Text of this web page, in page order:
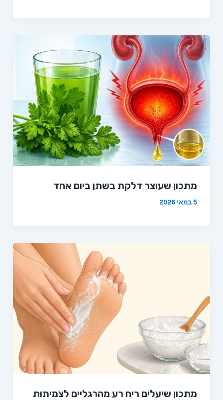
מתכון שעוצר דלקת בשתן ביום אחד
5 במאי 2026
מתכון שיעלים ריח רע מהרגליים לצמיתות